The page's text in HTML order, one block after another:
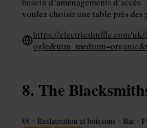
voulez choisir une table près des
https://electricshuffle.com/
The
€€ • Restauration et boissons • Bar •